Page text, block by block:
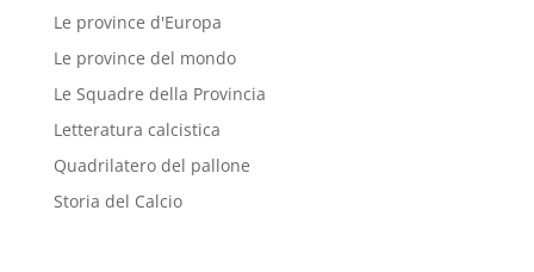
Le province d'Europa
Le province del mondo
Le Squadre della Provincia
Letteratura calcistica
Quadrilatero del pallone
Storia del Calcio